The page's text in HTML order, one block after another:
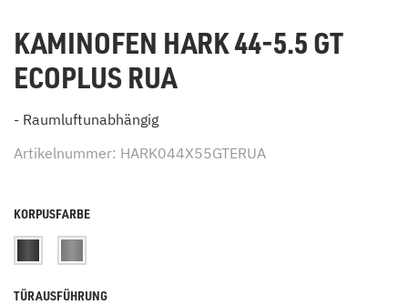
KAMINOFEN HARK 44-5.5 GT
ECOPLUS RUA
- Raumluftunabhängig
Artikelnummer: HARK044X55GTERUA
KORPUSFARBE
TÜRAUSFÜHRUNG